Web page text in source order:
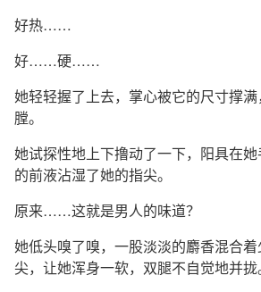
好热……
好……硬……
她轻轻握了上去，掌心被它的尺寸撑
膛。
她试探性地上下撸动了一下，阳具在
的前液沾湿了她的指尖。
原来……这就是男人的味道？
她低头嗅了嗅，一股淡淡的麝香混合
尖，让她浑身一软，双腿不自觉地并拢